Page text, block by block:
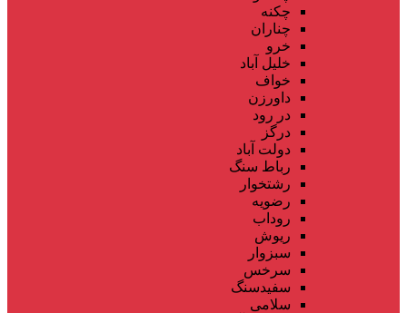
چکنه
چناران
خرو
خلیل آباد
خواف
داورزن
در رود
درگز
دولت آباد
رباط سنگ
رشتخوار
رضویه
روداب
ریوش
سبزوار
سرخس
سفیدسنگ
سلامی